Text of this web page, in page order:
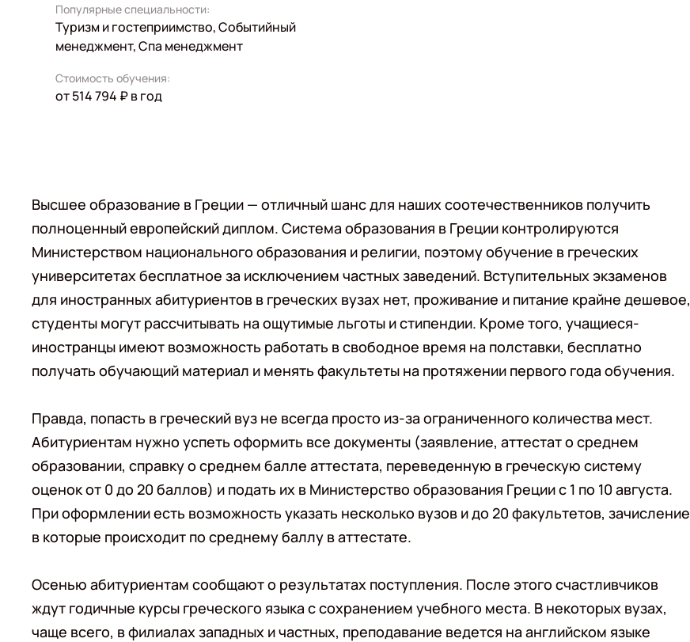
Популярные специальности:
Туризм и гостеприимство, Событийный
менеджмент, Спа менеджмент
Стоимость обучения:
от 514 794 ₽ в год
Высшее образование в Греции — отличный шанс для наших соотечественников получить
полноценный европейский диплом. Система образования в Греции контролируются
Министерством национального образования и религии, поэтому обучение в греческих
университетах бесплатное за исключением частных заведений. Вступительных экзаменов
для иностранных абитуриентов в греческих вузах нет, проживание и питание крайне дешевое,
студенты могут рассчитывать на ощутимые льготы и стипендии. Кроме того, учащиеся-
иностранцы имеют возможность работать в свободное время на полставки, бесплатно
получать обучающий материал и менять факультеты на протяжении первого года обучения.
Правда, попасть в греческий вуз не всегда просто из-за ограниченного количества мест.
Абитуриентам нужно успеть оформить все документы (заявление, аттестат о среднем
образовании, справку о среднем балле аттестата, переведенную в греческую систему
оценок от 0 до 20 баллов) и подать их в Министерство образования Греции с 1 по 10 августа.
При оформлении есть возможность указать несколько вузов и до 20 факультетов, зачисление
в которые происходит по среднему баллу в аттестате.
Осенью абитуриентам сообщают о результатах поступления. После этого счастливчиков
ждут годичные курсы греческого языка с сохранением учебного места. В некоторых вузах,
чаще всего, в филиалах западных и частных, преподавание ведется на английском языке